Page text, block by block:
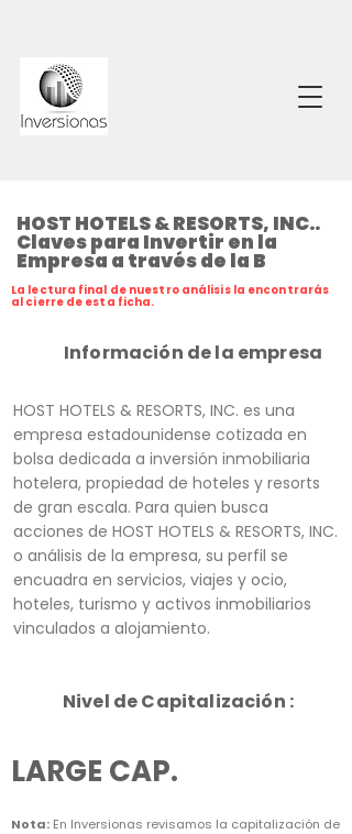
HOST HOTELS & RESORTS, INC..
Claves para Invertir en la
Empresa a través de la B
La lectura final de nuestro análisis la encontrarás
al cierre de esta ficha.
Información de la empresa
HOST HOTELS & RESORTS, INC. es una
empresa estadounidense cotizada en
bolsa dedicada a inversión inmobiliaria
hotelera, propiedad de hoteles y resorts
de gran escala. Para quien busca
acciones de HOST HOTELS & RESORTS, INC.
o análisis de la empresa, su perfil se
encuadra en servicios, viajes y ocio,
hoteles, turismo y activos inmobiliarios
vinculados a alojamiento.
Nivel de Capitalización :
LARGE CAP.
Nota: En Inversionas revisamos la capitalización de